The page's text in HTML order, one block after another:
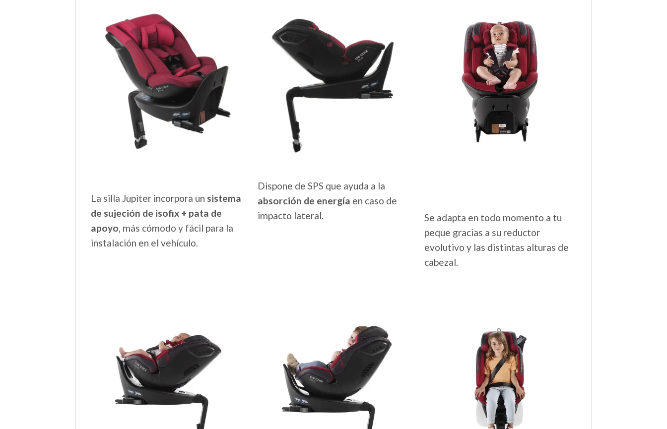
La silla Jupiter incorpora un sistema
de sujeción de isofix + pata de
apoyo, más cómodo y fácil para la
instalación en el vehículo.
Dispone de SPS que ayuda a la
absorción de energía en caso de
impacto lateral.
Se adapta en todo momento a tu
peque gracias a su reductor
evolutivo y las distintas alturas de
cabezal.